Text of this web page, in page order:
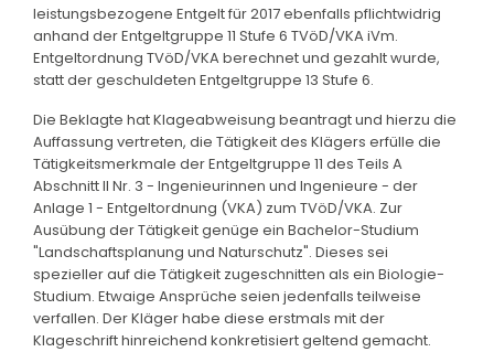
leistungsbezogene Entgelt für 2017 ebenfalls pflichtwidrig
anhand der Entgeltgruppe 11 Stufe 6 TVöD/VKA iVm.
Entgeltordnung TVöD/VKA berechnet und gezahlt wurde,
statt der geschuldeten Entgeltgruppe 13 Stufe 6.
Die Beklagte hat Klageabweisung beantragt und hierzu die
Auffassung vertreten, die Tätigkeit des Klägers erfülle die
Tätigkeitsmerkmale der Entgeltgruppe 11 des Teils A
Abschnitt II Nr. 3 - Ingenieurinnen und Ingenieure - der
Anlage 1 - Entgeltordnung (VKA) zum TVöD/VKA. Zur
Ausübung der Tätigkeit genüge ein Bachelor-Studium
"Landschaftsplanung und Naturschutz". Dieses sei
spezieller auf die Tätigkeit zugeschnitten als ein Biologie-
Studium. Etwaige Ansprüche seien jedenfalls teilweise
verfallen. Der Kläger habe diese erstmals mit der
Klageschrift hinreichend konkretisiert geltend gemacht.